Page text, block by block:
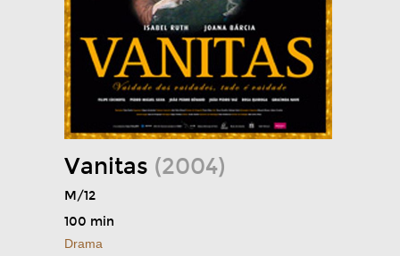
Vanitas (2004)
M/12
100 min
Drama